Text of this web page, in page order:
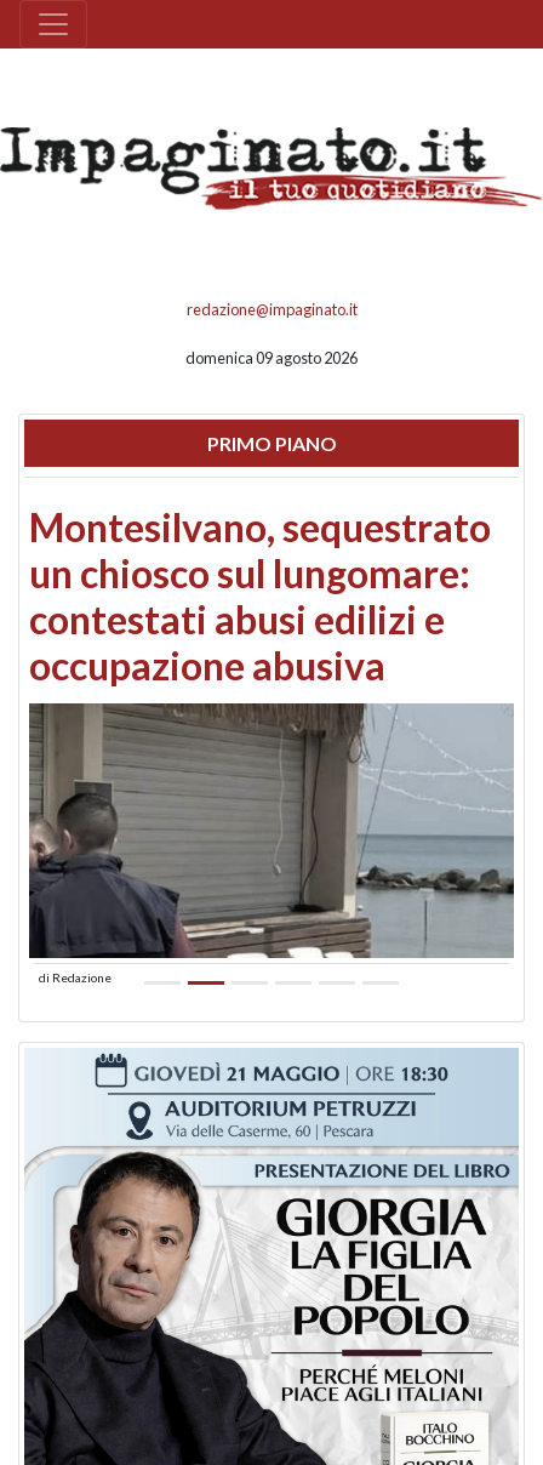
redazione@impaginato.it
domenica 09 agosto 2026
PRIMO PIANO
Montesilvano, sequestrato
un chiosco sul lungomare:
contestati abusi edilizi e
occupazione abusiva
di Redazione